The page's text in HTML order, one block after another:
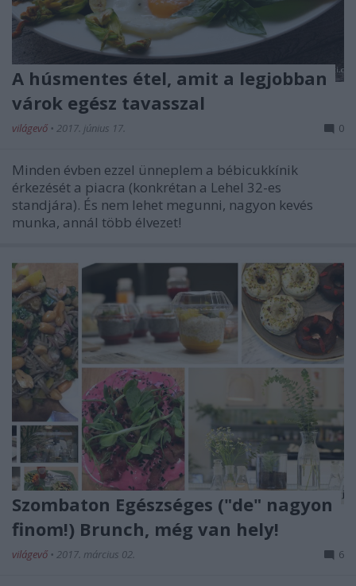
A húsmentes étel, amit a legjobban
várok egész tavasszal
világevő • 2017. június 17. 0
Minden évben ezzel ünneplem a bébicukkínik
érkezését a piacra (konkrétan a Lehel 32-es
standjára). És nem lehet megunni, nagyon kevés
munka, annál több élvezet!
Szombaton Egészséges ("de" nagyon
finom!) Brunch, még van hely!
világevő • 2017. március 02. 6